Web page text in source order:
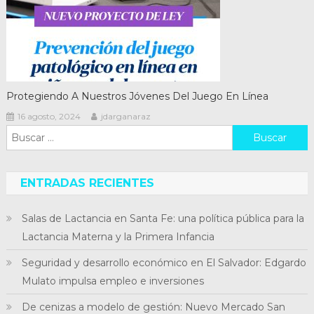
Protegiendo A Nuestros Jóvenes Del Juego En Línea
16 agosto, 2024 jdarganaraz
Buscar:
ENTRADAS RECIENTES
Salas de Lactancia en Santa Fe: una política pública para la
Lactancia Materna y la Primera Infancia
Seguridad y desarrollo económico en El Salvador: Edgardo
Mulato impulsa empleo e inversiones
De cenizas a modelo de gestión: Nuevo Mercado San